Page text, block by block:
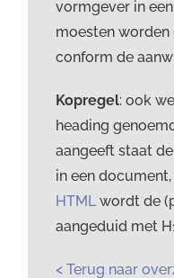
vormgever in
moesten worden
conform de
Kopregel: ook
heading
aangeeft staat
in een
HTML wordt de
aangeduid met
< Terug naar